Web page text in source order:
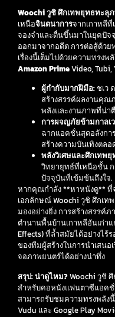
Woochi วูชิ ศึกเทพยุทธทะลุภ
เหนือจินตนาการจากเกาหลีที่
จองจำและตื่นขึ้นมาในยุคปัจ
ออกมาจากอดีต การต่อสู้ด้ว
เรื่องนี้เต็มไปด้วยความทรง
Amazon PrimeVideo, Tubi,
ผู้กำกับมากฝีมือ:ชเว
สร้างสรรค์ผลงานคุณ
พลังและงานภาพที่น่า
การผจญภัยข้ามกาลเ
ฉากแอคชั่นสุดอลังกา
สร้างความบันเทิงตลอ
พลังวิเศษและศึกเทพยุ
วิทยายุทธ์ที่เหนือชั้น
ปัจจุบันที่เข้มข้นถึงใจ.
หากคุณกำลัง **หาหนังดู**
เอกลักษณ์ Woochi วูชิ ศึกเ
มองอย่างยิ่ง การสร้างสรรค์
ตำนานพื้นบ้านเกาหลีอันเก่า
Effects) ที่ล้ำสมัยได้อย่างไร้
ของทีมผู้สร้างในการนำเสน
จอภาพยนตร์ได้อย่างน่าทึ่ง
สรุป: น่าดูไหม?Woochi วูชิ
สำหรับคอหนังแฟนตาซีแอค
สามารถรับชมความทรงพลัง
Vudu และ Google Play